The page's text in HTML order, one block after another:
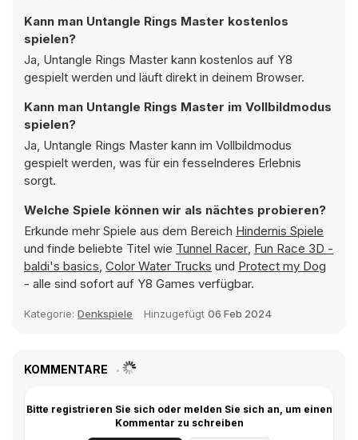
Kann man Untangle Rings Master kostenlos
spielen?
Ja, Untangle Rings Master kann kostenlos auf Y8
gespielt werden und läuft direkt in deinem Browser.
Kann man Untangle Rings Master im Vollbildmodus
spielen?
Ja, Untangle Rings Master kann im Vollbildmodus
gespielt werden, was für ein fesselnderes Erlebnis
sorgt.
Welche Spiele können wir als nächtes probieren?
Erkunde mehr Spiele aus dem Bereich Hindernis Spiele
und finde beliebte Titel wie Tunnel Racer, Fun Race 3D -
baldi's basics, Color Water Trucks und Protect my Dog
- alle sind sofort auf Y8 Games verfügbar.
Kategorie: Denkspiele Hinzugefügt 06 Feb 2024
KOMMENTARE
Bitte registrieren Sie sich oder melden Sie sich an, um einen
Kommentar zu schreiben